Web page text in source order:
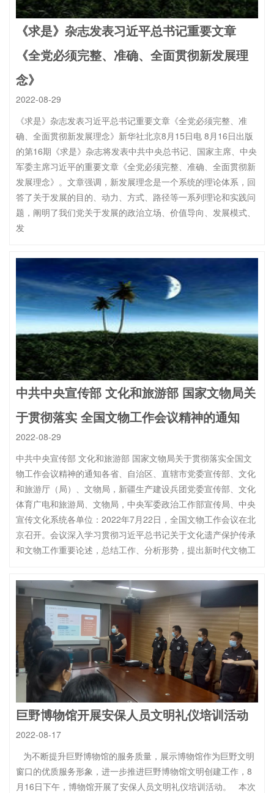
《求是》杂志发表习近平总书记重要文章
《全党必须完整、准确、全面贯彻新发展理
念》
2022-08-29
《求是》杂志发表习近平总书记重要文章《全党必须完整、准
确、全面贯彻新发展理念》新华社北京8月15日电 8月16日出版
的第16期《求是》杂志将发表中共中央总书记、国家主席、中央
军委主席习近平的重要文章《全党必须完整、准确、全面贯彻新
发展理念》。文章强调，新发展理念是一个系统的理论体系，回
答了关于发展的目的、动力、方式、路径等一系列理论和实践问
题，阐明了我们党关于发展的政治立场、价值导向、发展模式、
发
中共中央宣传部 文化和旅游部 国家文物局关
于贯彻落实 全国文物工作会议精神的通知
2022-08-29
中共中央宣传部 文化和旅游部 国家文物局关于贯彻落实全国文
物工作会议精神的通知各省、自治区、直辖市党委宣传部、文化
和旅游厅（局）、文物局，新疆生产建设兵团党委宣传部、文化
体育广电和旅游局、文物局，中央军委政治工作部宣传局、中央
宣传文化系统各单位：2022年7月22日，全国文物工作会议在北
京召开。会议深入学习贯彻习近平总书记关于文化遗产保护传承
和文物工作重要论述，总结工作、分析形势，提出新时代文物工
巨野博物馆开展安保人员文明礼仪培训活动
2022-08-17
为不断提升巨野博物馆的服务质量，展示博物馆作为巨野文明
窗口的优质服务形象，进一步推进巨野博物馆文明创建工作，8
月16日下午，博物馆开展了安保人员文明礼仪培训活动。 本次